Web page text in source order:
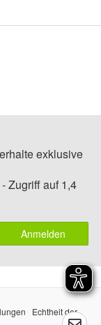
exklusive
Zugriff auf 1,4
Anmelden
Echtheit der